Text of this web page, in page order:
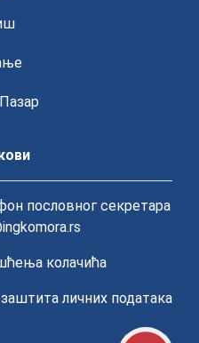
пословног секретара
колачића
личних података